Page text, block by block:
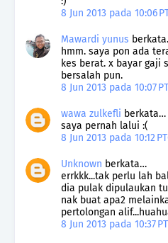
8 Jun 2013 pada 10:06
Mawardi yunus
hmm. saya pon ada
kes berat. x bayar gaji
bersalah pun.
8 Jun 2013 pada 10:07
wawa zulkefli berkata…
saya pernah lalui :(
8 Jun 2013 pada 10:12
Unknown berkata…
errkkk...tak perlu lah
dia pulak dipulaukan
nak buat apa2
pertolongan
8 Jun 2013 pada 10:37